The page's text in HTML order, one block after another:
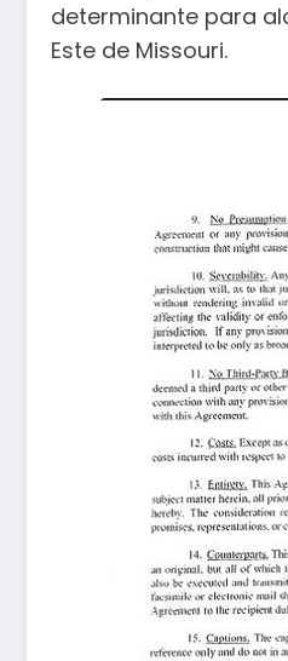
determinante para
Este de Missouri.